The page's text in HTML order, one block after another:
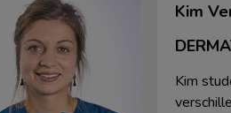
Kim
Kim